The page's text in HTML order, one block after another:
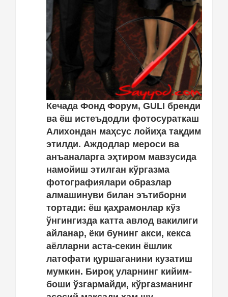
Кечада Фонд Форум, GULI бренди
ва ёш истеъдодли фотосураткаш
Алихондан маҳсус лойиҳа тақдим
этилди. Аждодлар мероси ва
анъаналарга эҳтиром мавзусида
намойиш этилган кўргазма
фотографиялари образлар
алмашинуви билан эътиборни
тортади: ёш қаҳрамонлар кўз
ўнгингизда катта авлод вакилиги
айланар, ёки бунинг акси, кекса
аёлларни аста-секин ёшлик
латофати қуршаганини кузатиш
мумкин. Бироқ уларнинг кийим-
боши ўзгармайди, кўргазманинг